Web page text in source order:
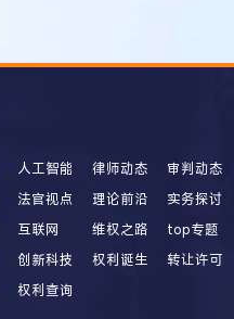
人工智能 律师动态
审判动态
法官视点 理论前沿
实务探讨
互联网 维权之路
top专题
创新科技 权利诞生
转让许可
权利查询